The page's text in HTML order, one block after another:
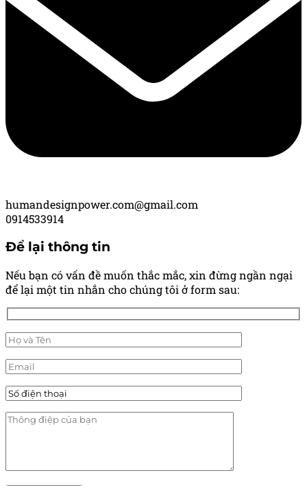
humandesignpower.com@gmail.com
0914533914
Để lại thông tin
Nếu bạn có vấn đề muốn thắc mắc, xin đừng ngần ngại
để lại một tin nhắn cho chúng tôi ở form sau: